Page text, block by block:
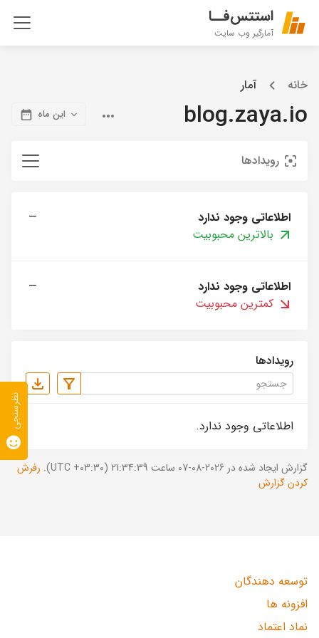
استتس‌فــا
آمارگیر وب سایت
خانه آمار
blog.zaya.io این ماه
رویدادها
اطلاعاتی وجود ندارد
—
بالاترین محبوبیت
اطلاعاتی وجود ندارد
—
کمترین محبوبیت
رویدادها
اطلاعاتی وجود ندارد.
گزارش ایجاد شده در 2026-08-07 ساعت 21:34:39 (UTC +03:30).
رفرش
کردن گزارش
توسعه دهندگان
افزونه ها
نماد اعتماد
نظرسنجی